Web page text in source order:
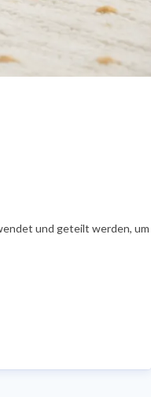
und geteilt